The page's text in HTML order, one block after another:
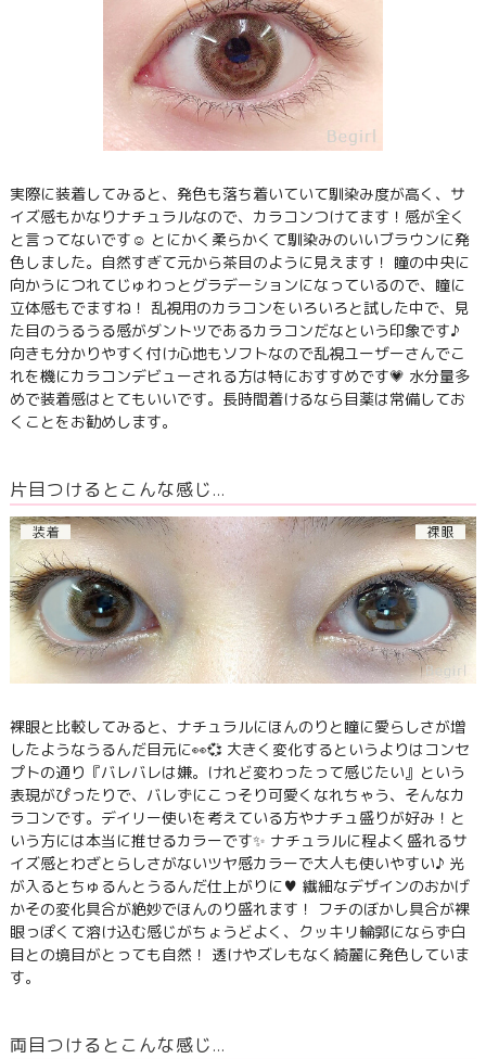
実際に装着してみると、発色も落ち着いていて馴染み度が高く、サ
イズ感もかなりナチュラルなので、カラコンつけてます！感が全く
と言ってないです☺ とにかく柔らかくて馴染みのいいブラウンに発
色しました。自然すぎて元から茶目のように見えます！ 瞳の中央に
向かうにつれてじゅわっとグラデーションになっているので、瞳に
立体感もでますね！ 乱視用のカラコンをいろいろと試した中で、見
た目のうるうる感がダントツであるカラコンだなという印象です♪
向きも分かりやすく付け心地もソフトなので乱視ユーザーさんでこ
れを機にカラコンデビューされる方は特におすすめです💗 水分量多
めで装着感はとてもいいです。長時間着けるなら目薬は常備してお
くことをお勧めします。
片目つけるとこんな感じ…
裸眼と比較してみると、ナチュラルにほんのりと瞳に愛らしさが増
したようなうるんだ目元に👀💞 大きく変化するというよりはコンセ
プトの通り『バレバレは嫌。けれど変わったって感じたい』という
表現がぴったりで、バレずにこっそり可愛くなれちゃう、そんなカ
ラコンです。デイリー使いを考えている方やナチュ盛りが好み！と
いう方には本当に推せるカラーです✨ ナチュラルに程よく盛れるサ
イズ感とわざとらしさがないツヤ感カラーで大人も使いやすい♪ 光
が入るとちゅるんとうるんだ仕上がりに♥ 繊細なデザインのおかげ
かその変化具合が絶妙でほんのり盛れます！ フチのぼかし具合が裸
眼っぽくて溶け込む感じがちょうどよく、クッキリ輪郭にならず白
目との境目がとっても自然！ 透けやズレもなく綺麗に発色していま
す。
両目つけるとこんな感じ…